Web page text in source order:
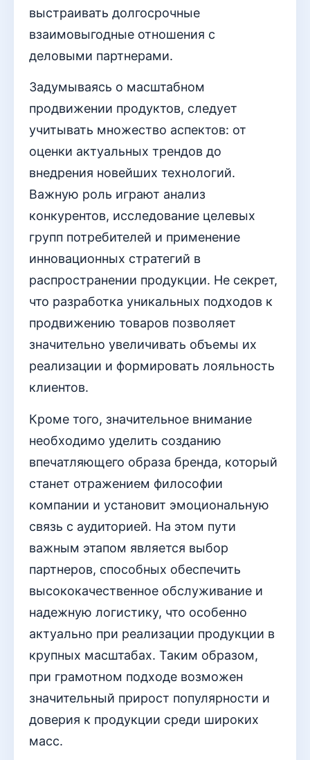
выстраивать долгосрочные
взаимовыгодные отношения с
деловыми партнерами.
Задумываясь о масштабном
продвижении продуктов, следует
учитывать множество аспектов: от
оценки актуальных трендов до
внедрения новейших технологий.
Важную роль играют анализ
конкурентов, исследование целевых
групп потребителей и применение
инновационных стратегий в
распространении продукции. Не секрет,
что разработка уникальных подходов к
продвижению товаров позволяет
значительно увеличивать объемы их
реализации и формировать лояльность
клиентов.
Кроме того, значительное внимание
необходимо уделить созданию
впечатляющего образа бренда, который
станет отражением философии
компании и установит эмоциональную
связь с аудиторией. На этом пути
важным этапом является выбор
партнеров, способных обеспечить
высококачественное обслуживание и
надежную логистику, что особенно
актуально при реализации продукции в
крупных масштабах. Таким образом,
при грамотном подходе возможен
значительный прирост популярности и
доверия к продукции среди широких
масс.